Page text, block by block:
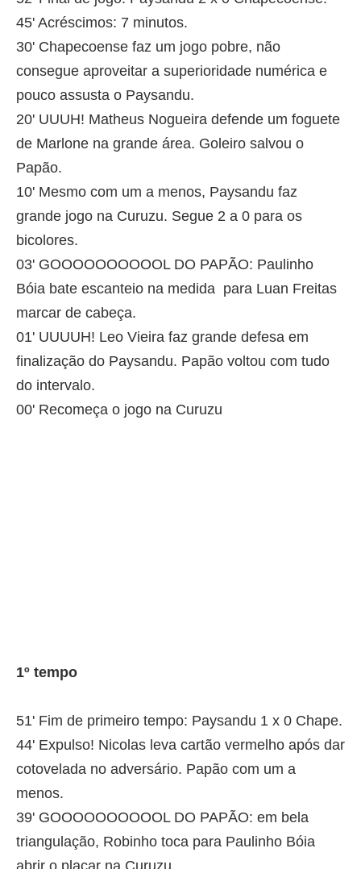
45' Acréscimos: 7 minutos.
30' Chapecoense faz um jogo pobre, não
consegue aproveitar a superioridade numérica e
pouco assusta o Paysandu.
20' UUUH! Matheus Nogueira defende um foguete
de Marlone na grande área. Goleiro salvou o
Papão.
10' Mesmo com um a menos, Paysandu faz
grande jogo na Curuzu. Segue 2 a 0 para os
bicolores.
03' GOOOOOOOOOOL DO PAPÃO: Paulinho
Bóia bate escanteio na medida para Luan Freitas
marcar de cabeça.
01' UUUUH! Leo Vieira faz grande defesa em
finalização do Paysandu. Papão voltou com tudo
do intervalo.
00' Recomeça o jogo na Curuzu
1º tempo
51' Fim de primeiro tempo: Paysandu 1 x 0 Chape.
44' Expulso! Nicolas leva cartão vermelho após dar
cotovelada no adversário. Papão com um a
menos.
39' GOOOOOOOOOOL DO PAPÃO: em bela
triangulação, Robinho toca para Paulinho Bóia